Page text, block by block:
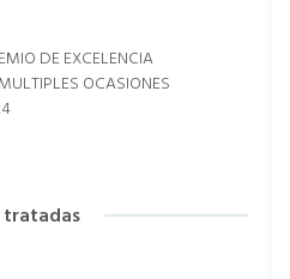
DE EXCELENCIA
OCASIONES
tratadas